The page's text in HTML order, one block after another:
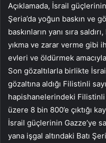
Açıklamada, İsrail
Şeria’da yoğun baskın ve
baskınların yanı sıra
yıkma ve zarar verme gibi
evleri ve öldürmek
Son gözaltılarla birlikte
gözaltına aldığı Filistinli
hapishanelerindeki Filistinli
üzere 8 bin 800’e çıktığı
İsrail güçlerinin Gazze’ye
yana işgal altındaki Batı